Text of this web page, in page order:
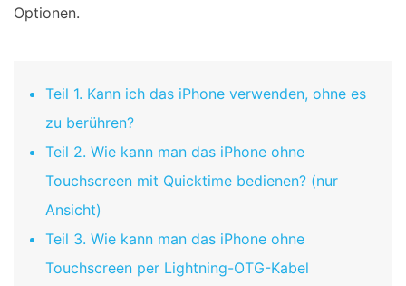
Optionen.
Teil 1. Kann ich das iPhone verwenden, ohne es
zu berühren?
Teil 2. Wie kann man das iPhone ohne
Touchscreen mit Quicktime bedienen? (nur
Ansicht)
Teil 3. Wie kann man das iPhone ohne
Touchscreen per Lightning-OTG-Kabel